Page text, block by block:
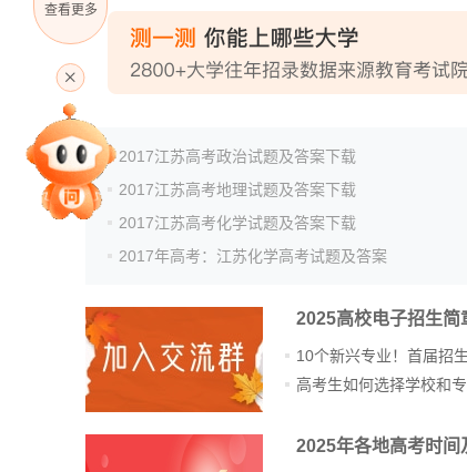
专家指导课
高考作文
查看更多
2017江苏高考政治试题及答案下载
2017江苏高考地理试题及答案下载
2017江苏高考化学试题及答案下载
2017年高考：江苏化学高考试题及答案
2025高校电子招生简
10个新兴专业！首届招生
高考生如何选择学校和专
2025年各地高考时间